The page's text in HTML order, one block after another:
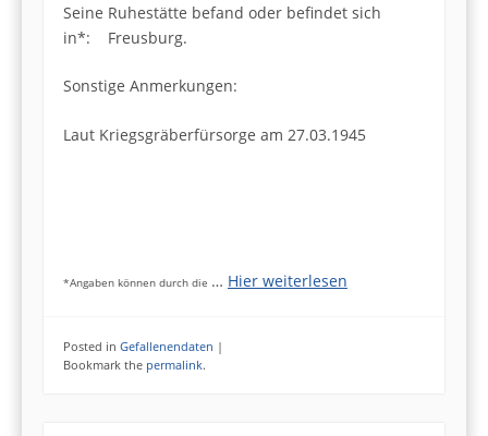
Seine Ruhestätte befand oder befindet sich
in*: Freusburg.
Sonstige Anmerkungen:
Laut Kriegsgräberfürsorge am 27.03.1945
*Angaben können durch die … Hier weiterlesen
Posted in Gefallenendaten |
Bookmark the permalink.